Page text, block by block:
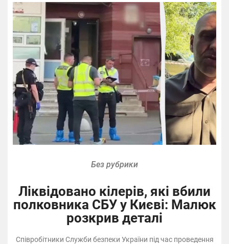
Без рубрики
Ліквідовано кілерів, які вбили
полковника СБУ у Києві: Малюк
розкрив деталі
Співробітники Служби безпеки України під час проведення